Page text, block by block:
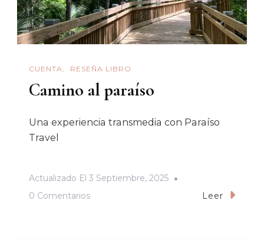
CUENTA RESEÑA LIBRO
Camino al paraíso
Una experiencia transmedia con Paraíso
Travel
Actualizado El 3 Septiembre, 2025
0 ComentariosEn
Leer